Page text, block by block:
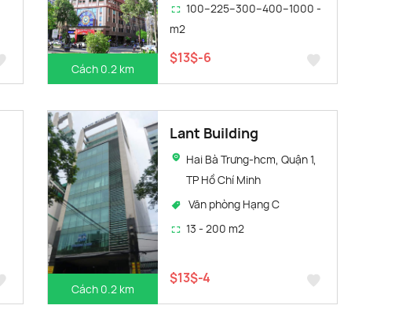
Cách 0.2 km
100–225–300–400–1000 -
m2
$13$-6
Cách 0.2 km
Lant Building
Hai Bà Trưng-hcm, Quận 1,
TP Hồ Chí Minh
Văn phòng Hạng C
13 - 200 m2
$13$-4